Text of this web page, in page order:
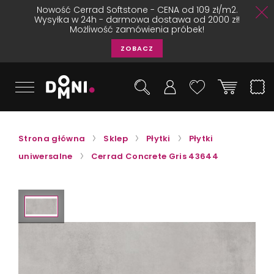
Nowość Cerrad Softstone - CENA od 109 zł/m2.
Wysyłka w 24h - darmowa dostawa od 2000 zł!
Możliwość zamówienia próbek!
ZOBACZ
Strona główna Sklep Płytki
Płytki
uniwersalne
Cerrad Concrete Gris 43644